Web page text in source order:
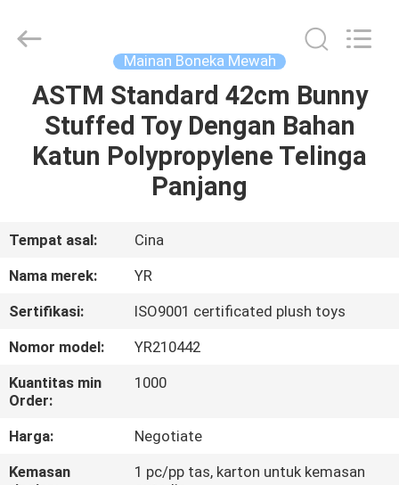
RUMAH
PRODUK
KAMI
PABRIK
KONTROL
KUALITAS
HUBUNGI
Reserved.
Mainan Boneka Mewah
ASTM Standard 42cm Bunny
Stuffed Toy Dengan Bahan
Katun Polypropylene Telinga
Panjang
Tempat asal:
Cina
Nama merek:
YR
Sertifikasi:
ISO9001 certificated plush toys
Nomor model:
YR210442
Kuantitas min
Order:
1000
Harga:
Negotiate
Kemasan
1 pc/pp tas, karton untuk kemasan